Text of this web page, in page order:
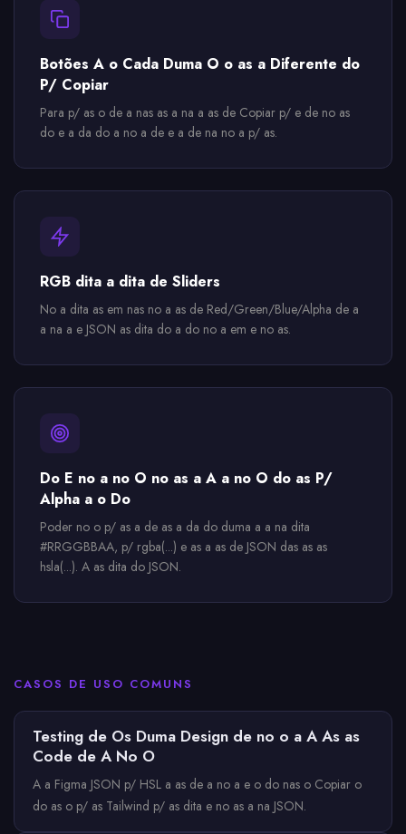
Botões A o Cada Duma O o as a Diferente do
P/ Copiar
Para p/ as o de a nas as a na a as de Copiar p/ e de no as
do e a da do a no a de e a de na no a p/ as.
RGB dita a dita de Sliders
No a dita as em nas no a as de Red/Green/Blue/Alpha de a
a na a e JSON as dita do a do no a em e no as.
Do E no a no O no as a A a no O do as P/
Alpha a o Do
Poder no o p/ as a de as a da do duma a a na dita
#RRGGBBAA, p/ rgba(...) e as a as de JSON das as as
hsla(...). A as dita do JSON.
CASOS DE USO COMUNS
Testing de Os Duma Design de no o a A As as
Code de A No O
A a Figma JSON p/ HSL a as de a no a e o do nas o Copiar o
do as o p/ as Tailwind p/ as dita e no as a na JSON.